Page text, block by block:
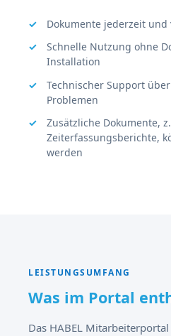
Dokumente jederzeit
Schnelle Nutzung ohne
Installation
Technischer Support
Problemen
Zusätzliche Dokumente,
Zeiterfassungsberichte,
werden
LEISTUNGSUMFANG
Was im Portal
Das HABEL